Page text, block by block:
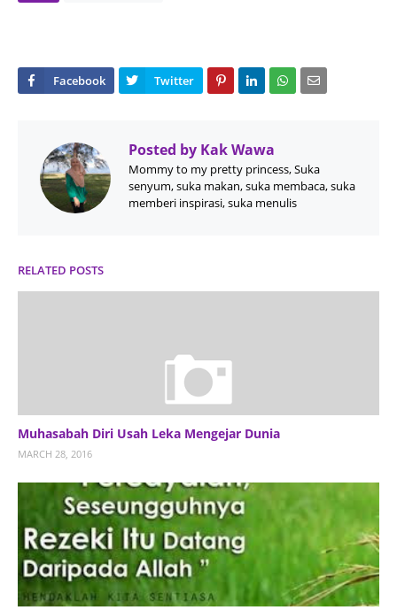
Posted by Kak Wawa
Mommy to my pretty princess, Suka
senyum, suka makan, suka membaca, suka
memberi inspirasi, suka menulis
RELATED POSTS
Muhasabah Diri Usah Leka Mengejar Dunia
MARCH 28, 2016